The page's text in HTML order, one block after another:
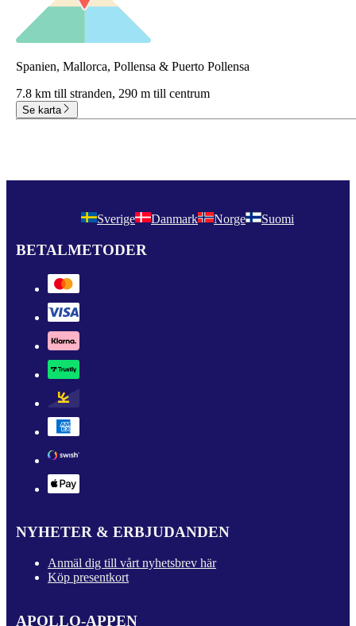
Spanien, Mallorca, Pollensa & Puerto Pollensa
7.8 km till stranden, 290 m till centrum
Se karta
Sverige Danmark Norge Suomi
BETALMETODER
NYHETER & ERBJUDANDEN
Anmäl dig till vårt nyhetsbrev här
Köp presentkort
APOLLO-APPEN